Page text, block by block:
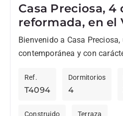
Casa Preciosa,
reformada, en el
de Nueva
Bienvenido a Casa
contemporánea y con
Valle del Golf de Nueva...
T4094
Ref.
4
Dormitorios
Construido Terraza